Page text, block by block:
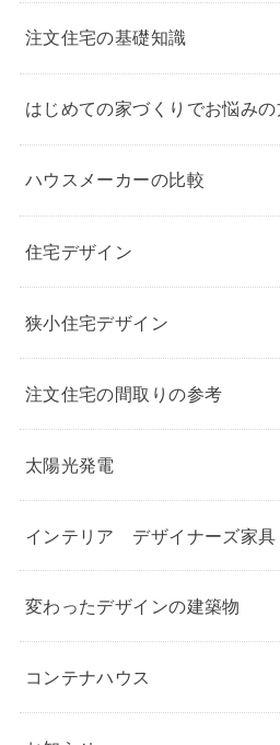
注文住宅の基礎知識
はじめての家づくりでお悩みの
ハウスメーカーの比較
住宅デザイン
狭小住宅デザイン
注文住宅の間取りの参考
太陽光発電
インテリア デザイナーズ家具
変わったデザインの建築物
コンテナハウス